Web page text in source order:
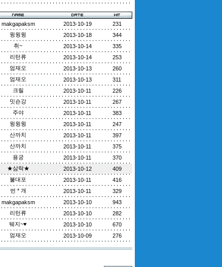
makgapaksm 2013-10-19
231
윙윙윙 2013-10-18
344
취~ 2013-10-14
335
리턴류 2013-10-14
253
엄재오 2013-10-13
260
엄재오 2013-10-13
311
크릴 2013-10-11
226
밋숀강 2013-10-11
267
주야 2013-10-11
383
윙윙윙 2013-10-11
247
산까치 2013-10-11
397
산까치 2013-10-11
375
용궁 2013-10-11
370
★삼락★ 2013-10-12
409
불대포 2013-10-11
416
번 * 개 2013-10-11
329
makgapaksm 2013-10-10
943
리턴류 2013-10-10
282
뒈지~♥ 2013-10-10
670
엄재오 2013-10-09 276